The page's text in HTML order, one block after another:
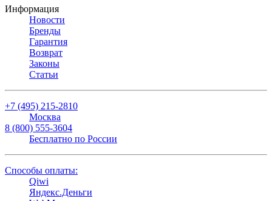
Информация
Новости
Бренды
Гарантия
Возврат
Законы
Статьи
+7 (495) 215-2810
Москва
8 (800) 555-3604
Бесплатно по России
Способы оплаты:
Qiwi
Яндекс.Деньги